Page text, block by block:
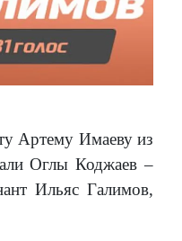
Артему Имаеву из
Оглы Коджаев –
Ильяс Галимов,